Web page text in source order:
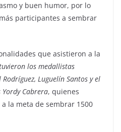
y buen humor, por lo
participantes a sembrar
que asistieron a la
los medallistas
Luguelín Santos y el
Cabrera, quienes
la meta de sembrar 1500